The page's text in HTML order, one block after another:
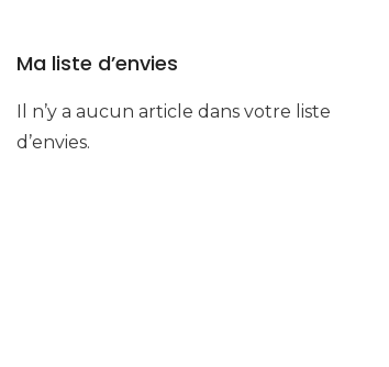
Ma liste d’envies
Il n’y a aucun article dans votre liste
d’envies.